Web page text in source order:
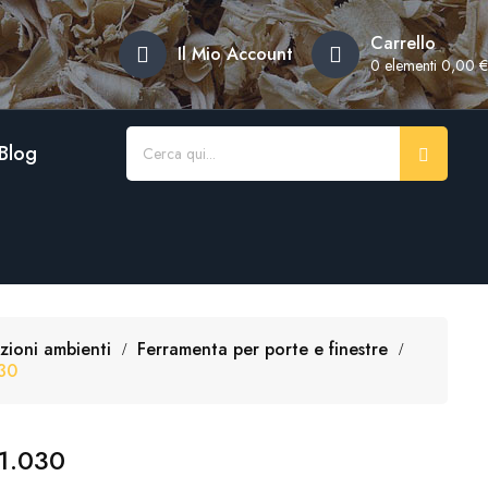
×
×
× Il Mio Account Carrello
0elementi 0,00 €
Blog
ambienti
Ferramenta per porte e finestre